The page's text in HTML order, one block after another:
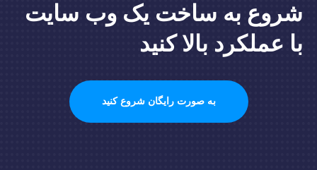
شروع به ساخت یک وب سایت
با عملکرد بالا کنید
به صورت رایگان شروع کنید